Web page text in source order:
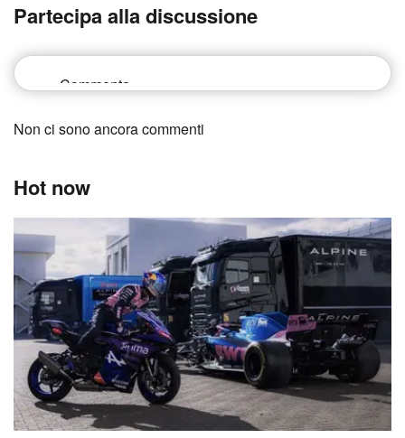
Partecipa alla discussione
Non ci sono ancora commenti
Hot now